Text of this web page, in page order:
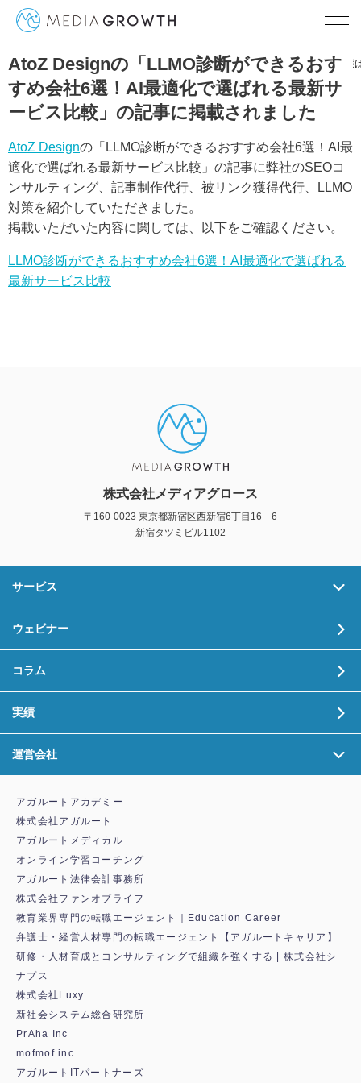
TOP AtoZ Designの「LLMO診断ができるおすすめ会社6選！AI最適化で
AtoZ Designの「LLMO診断ができるおす
すめ会社6選！AI最適化で選ばれる最新サ
ービス比較」の記事に掲載されました
AtoZ Designの「LLMO診断ができるおすすめ会社6選！AI最
適化で選ばれる最新サービス比較」の記事に弊社のSEOコ
ンサルティング、記事制作代行、被リンク獲得代行、LLMO
対策を紹介していただきました。
掲載いただいた内容に関しては、以下をご確認ください。
LLMO診断ができるおすすめ会社6選！AI最適化で選ばれる
最新サービス比較
サービス
ウェビナー
コラム
実績
運営会社
株式会社メディアグロース
〒160-0023 東京都新宿区西新宿6丁目16－6
新宿タツミビル1102
アガルートアカデミー
株式会社アガルート
アガルートメディカル
オンライン学習コーチング
アガルート法律会計事務所
株式会社ファンオブライフ
教育業界専門の転職エージェント｜Education Career
弁護士・経営人材専門の転職エージェント【アガルートキャリア】
研修・人材育成とコンサルティングで組織を強くする | 株式会社シ
ナプス
株式会社Luxy
新社会システム総合研究所
PrAha Inc
mofmof inc.
アガルートITパートナーズ